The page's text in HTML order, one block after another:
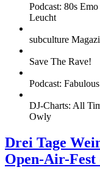
Podcast: 80s
Leucht
subculture
Save The Rave!
Podcast:
DJ-Charts: All
Owly
Drei Tage
Open-Air-